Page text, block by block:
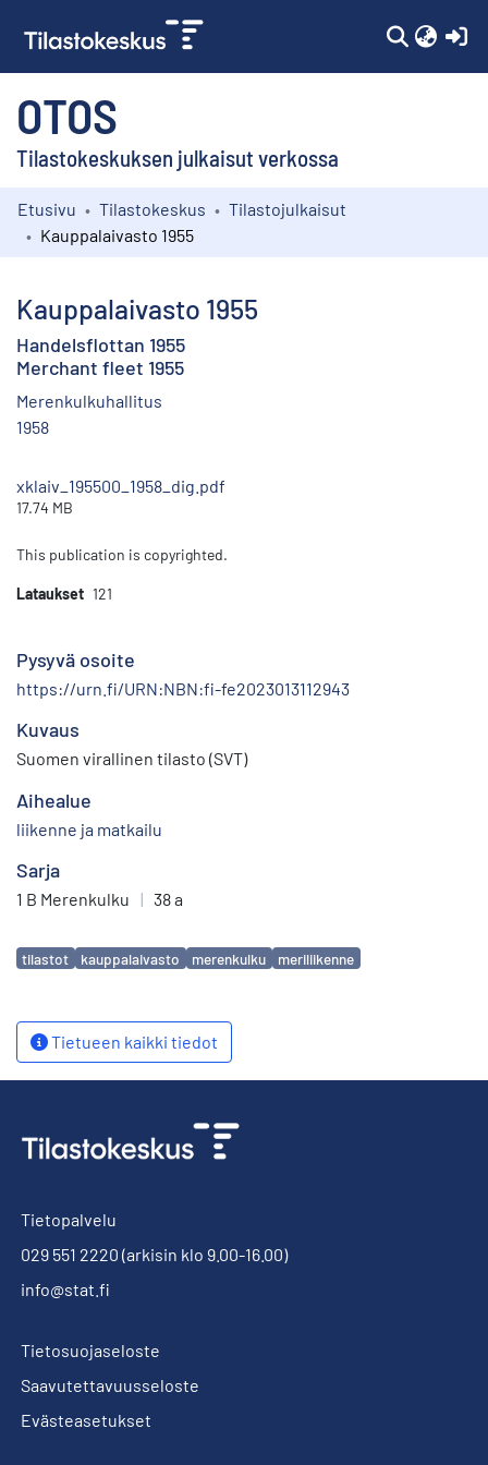
OTOS
Tilastokeskuksen julkaisut verkossa
Kokoelmat
Etusivu Tilastokeskus
Tilastojulkaisut
Kauppalaivasto 1955
Kauppalaivasto 1955
Handelsflottan 1955
Merchant fleet 1955
Merenkulkuhallitus
1958
xklaiv_195500_1958_dig.pdf
17.74 MB
This publication is copyrighted.
Lataukset 121
Pysyvä osoite
https://urn.fi/URN:NBN:fi-fe2023013112943
Kuvaus
Suomen virallinen tilasto (SVT)
Aihealue
liikenne ja matkailu
Sarja
1 B Merenkulku | 38 a
Avainsanat
tilastot kauppalaivasto merenkulku meriliikenne
Tietueen kaikki tiedot
Tietopalvelu
029 551 2220 (arkisin klo 9.00-16.00)
info@stat.fi
Tietosuojaseloste
Saavutettavuusseloste
Evästeasetukset